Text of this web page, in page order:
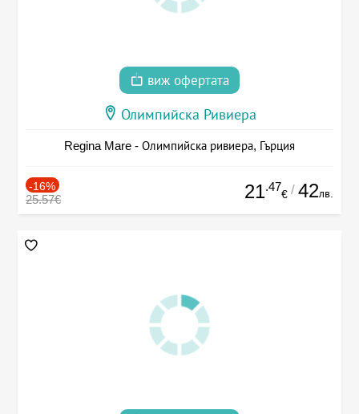
виж офертата
Олимпийска Ривиера
Regina Mare - Олимпийска ривиера, Гърция
-16%
25.57€ 21.47
€ / 42лв.